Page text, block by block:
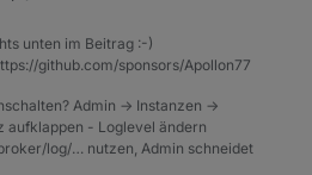
kommt aber mein Wetterbericht
unten im Beitrag :-)
github.com/sponsors/Apollon77
Admin -> Instanzen ->
aufklappen - Loglevel ändern
log/… nutzen, Admin schneidet